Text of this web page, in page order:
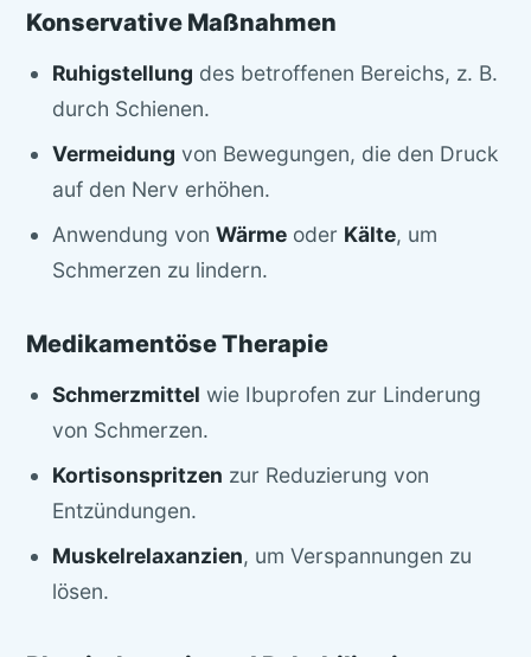
Konservative Maßnahmen
Ruhigstellung des betroffenen Bereichs, z. B.
durch Schienen.
Vermeidung von Bewegungen, die den Druck
auf den Nerv erhöhen.
Anwendung von Wärme oder Kälte, um
Schmerzen zu lindern.
Medikamentöse Therapie
Schmerzmittel wie Ibuprofen zur Linderung
von Schmerzen.
Kortisonspritzen zur Reduzierung von
Entzündungen.
Muskelrelaxanzien, um Verspannungen zu
lösen.